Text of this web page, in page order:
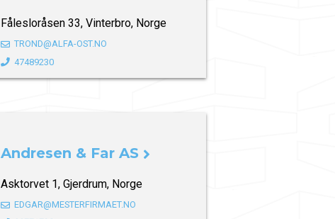
Fålesloråsen 33, Vinterbro, Norge
TROND@ALFA-OST.NO
47489230
Andresen & Far AS
Asktorvet 1, Gjerdrum, Norge
EDGAR@MESTERFIRMAET.NO